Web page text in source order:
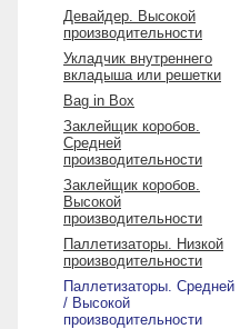
Девайдер. Высокой
производительности
Укладчик внутреннего
вкладыша или решетки
Bag in Box
Заклейщик коробов.
Средней
производительности
Заклейщик коробов.
Высокой
производительности
Паллетизаторы. Низкой
производительности
Паллетизаторы. Средней
/ Высокой
производительности